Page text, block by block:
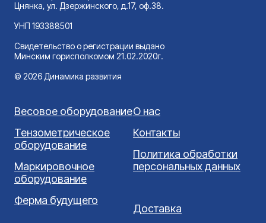
Цнянка, ул. Дзержинского, д.17, оф.38.
УНП 193388501
Свидетельство о регистрации выдано
Минским горисполкомом 21.02.2020г.
© 2026 Динамика развития
Весовое оборудование
Тензометрическое
оборудование
Маркировочное
оборудование
Ферма будущего
О нас
Контакты
Политика обработки
персональных данных
Доставка